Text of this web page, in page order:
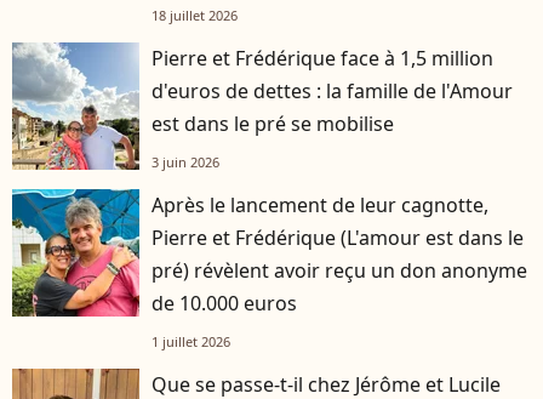
18 juillet 2026
Pierre et Frédérique face à 1,5 million
d'euros de dettes : la famille de l'Amour
est dans le pré se mobilise
3 juin 2026
Après le lancement de leur cagnotte,
Pierre et Frédérique (L'amour est dans le
pré) révèlent avoir reçu un don anonyme
de 10.000 euros
1 juillet 2026
Que se passe-t-il chez Jérôme et Lucile